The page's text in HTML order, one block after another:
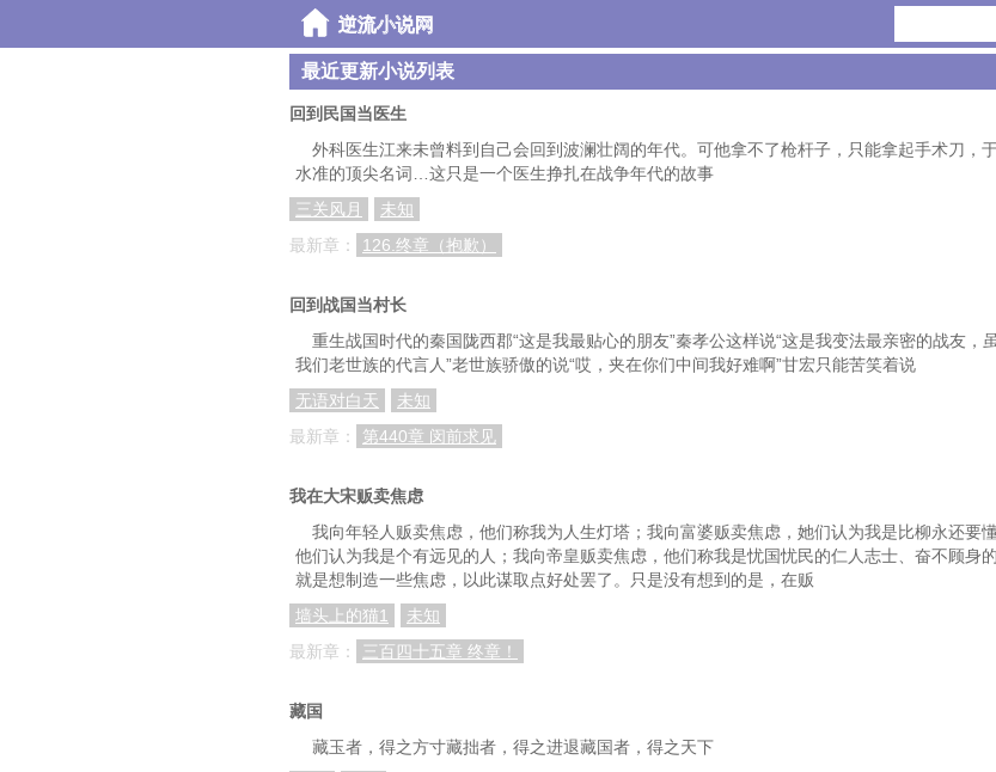
最近更新小说列表
回到民国当医生
外科医生江来未曾料到自己会回到波澜壮阔的年代。可他拿不了枪杆子，只能拿起手术刀，
水准的顶尖名词…这只是一个医生挣扎在战争年代的故事
三关风月
未知
最新章：
126.终章（抱歉）
回到战国当村长
重生战国时代的秦国陇西郡“这是我最贴心的朋友”秦孝公这样说“这是我变法最亲密的战友，
我们老世族的代言人”老世族骄傲的说“哎，夹在你们中间我好难啊”甘宏只能苦笑着说
无语对白天
未知
最新章：
第440章 闵前求见
我在大宋贩卖焦虑
我向年轻人贩卖焦虑，他们称我为人生灯塔；我向富婆贩卖焦虑，她们认为我是比柳永还要
他们认为我是个有远见的人；我向帝皇贩卖焦虑，他们称我是忧国忧民的仁人志士、奋不顾身
就是想制造一些焦虑，以此谋取点好处罢了。只是没有想到的是，在贩
墙头上的猫1
未知
最新章：
三百四十五章 终章！
藏国
藏玉者，得之方寸藏拙者，得之进退藏国者，得之天下